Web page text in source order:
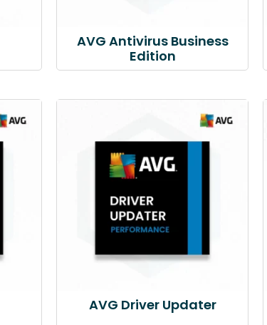
AVG Antivirus Business
Edition
AVG Driver Updater